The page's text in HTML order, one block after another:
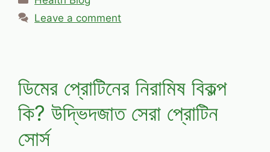
Leave a comment
ডিমের প্রোটিনের নিরামিষ বিকল্প
কি? উদ্ভিদজাত সেরা প্রোটিন
সোর্স